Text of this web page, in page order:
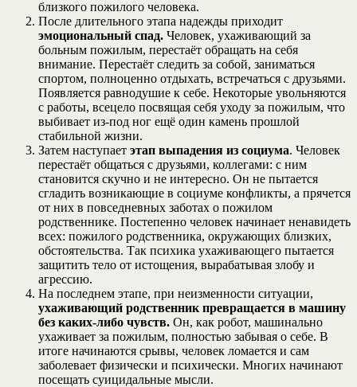
близкого пожилого человека.
После длительного этапа надежды приходит
эмоциональный спад. Человек, ухаживающий за
больным пожилым, перестаёт обращать на себя
внимание. Перестаёт следить за собой, заниматься
спортом, полноценно отдыхать, встречаться с друзьями.
Появляется равнодушие к себе. Некоторые увольняются
с работы, всецело посвящая себя уходу за пожилым, что
выбивает из-под ног ещё один камень прошлой
стабильной жизни.
Затем наступает этап выпадения из социума. Человек
перестаёт общаться с друзьями, коллегами: с ним
становится скучно и не интересно. Он не пытается
сгладить возникающие в социуме конфликты, а прячется
от них в повседневных заботах о пожилом
родственнике. Постепенно человек начинает ненавидеть
всех: пожилого родственника, окружающих близких,
обстоятельства. Так психика ухаживающего пытается
защитить тело от истощения, вырабатывая злобу и
агрессию.
На последнем этапе, при неизменности ситуации,
ухаживающий родственник превращается в машину
без каких-либо чувств. Он, как робот, машинально
ухаживает за пожилым, полностью забывая о себе. В
итоге начинаются срывы, человек ломается и сам
заболевает физически и психически. Многих начинают
посещать суицидальные мысли.